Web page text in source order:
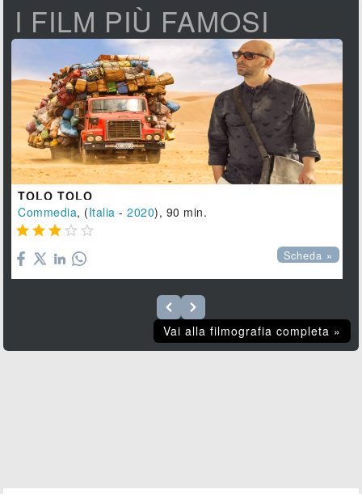
I FILM PIÙ FAMOSI
TOLO TOLO
Commedia, (Italia -2020), 90 min.
    
Scheda »
Vai alla filmografia completa »